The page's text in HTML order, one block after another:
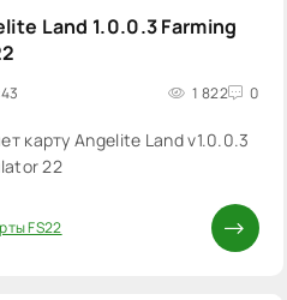
Land 1.0.0.3 Farming
1 822 0
карту Angelite Land v1.0.0.3
22
FS22